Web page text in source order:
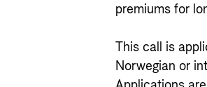
premiums for
This call is
Norwegian or